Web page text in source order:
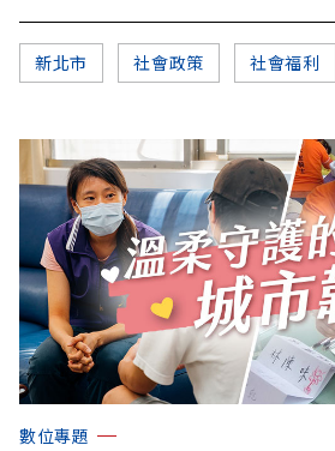
新北市 社會政策 社會福利
數位專題